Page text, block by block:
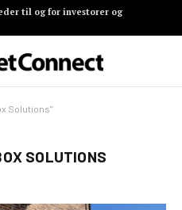
til og for investorer og
Solutions"
SOLUTIONS